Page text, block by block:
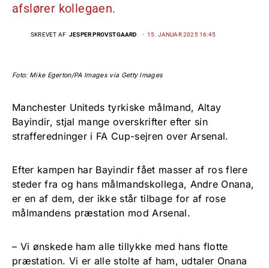
afslører kollegaen.
SKREVET AF JESPER PROVSTGAARD 15. JANUAR 2025 16:45
Foto: Mike Egerton/PA Images via Getty Images
Manchester Uniteds tyrkiske målmand, Altay
Bayindir, stjal mange overskrifter efter sin
strafferedninger i FA Cup-sejren over Arsenal.
Efter kampen har Bayindir fået masser af ros flere
steder fra og hans målmandskollega, Andre Onana,
er en af dem, der ikke står tilbage for af rose
målmandens præstation mod Arsenal.
– Vi ønskede ham alle tillykke med hans flotte
præstation. Vi er alle stolte af ham, udtaler Onana